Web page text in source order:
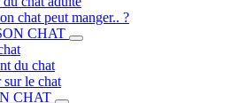
chat peut manger.. ?
CHAT
du chat
sur le chat
CHAT